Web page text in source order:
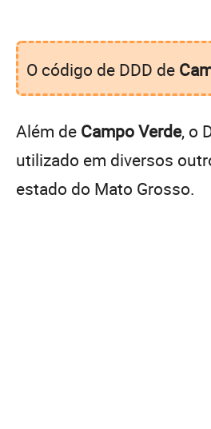
O código de DDD de
Além de Campo Verde, o
utilizado em diversos
estado do Mato Grosso.